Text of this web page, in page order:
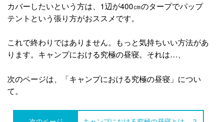
カバーしたいという方は、1辺が400㎝のタープでパップ
テントという張り方がおススメです。
これで終わりではありません。もっと気持ちいい方法があ
ります。キャンプにおける究極の昼寝。それは…、
次のページは、「キャンプにおける究極の昼寝」につい
て。